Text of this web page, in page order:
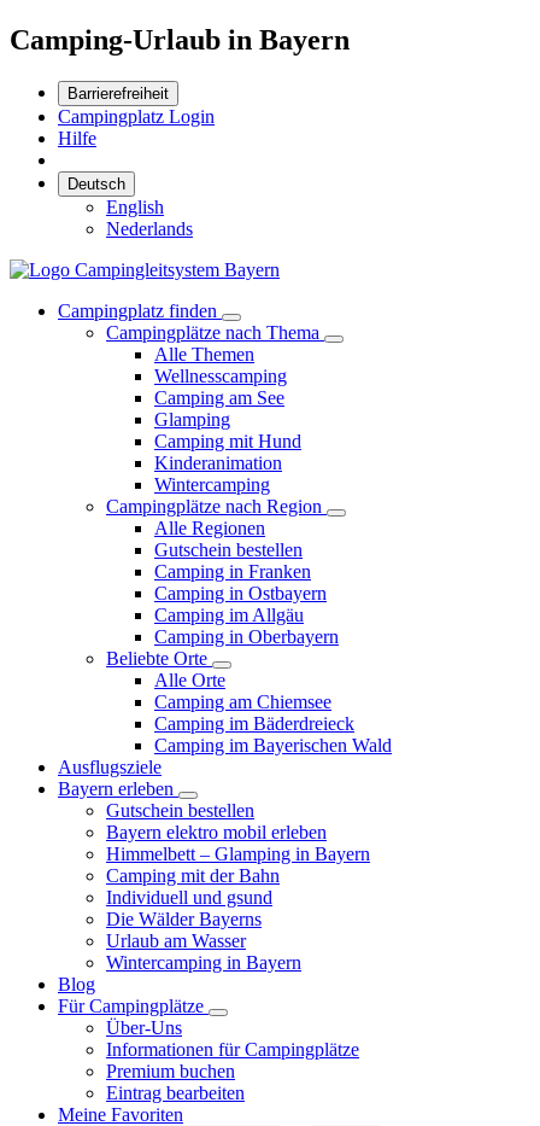
Camping-Urlaub in Bayern
Barrierefreiheit
Campingplatz Login
Hilfe
Deutsch
English
Nederlands
Campingplatz finden
Campingplätze nach Thema
Alle Themen
Wellnesscamping
Camping am See
Glamping
Camping mit Hund
Kinderanimation
Wintercamping
Campingplätze nach Region
Alle Regionen
Gutschein bestellen
Camping in Franken
Camping in Ostbayern
Camping im Allgäu
Camping in Oberbayern
Beliebte Orte
Alle Orte
Camping am Chiemsee
Camping im Bäderdreieck
Camping im Bayerischen Wald
Ausflugsziele
Bayern erleben
Gutschein bestellen
Bayern elektro mobil erleben
Himmelbett – Glamping in Bayern
Camping mit der Bahn
Individuell und gsund
Die Wälder Bayerns
Urlaub am Wasser
Wintercamping in Bayern
Blog
Für Campingplätze
Über-Uns
Informationen für Campingplätze
Premium buchen
Eintrag bearbeiten
Meine Favoriten